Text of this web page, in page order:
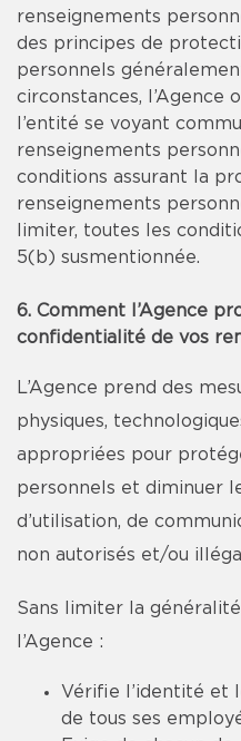
renseignements
des principes de
personnels
circonstances,
l’entité se voyant
renseignements
conditions assurant la
renseignements
limiter, toutes les
5(b) susmentionnée.
6. Comment l’Agence
confidentialité de vos
L’Agence prend des
physiques,
appropriées pour
personnels et diminuer
d’utilisation, de
non autorisés et/ou
Sans limiter la
l’Agence :
Vérifie l’identité et
de tous ses